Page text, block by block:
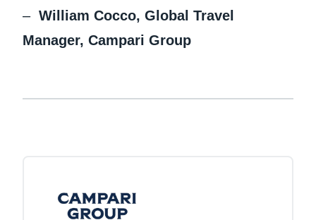
– William Cocco, Global Travel
Manager, Campari Group